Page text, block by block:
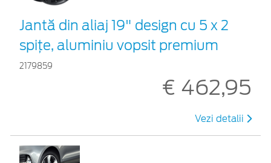
Jantă din aliaj 19" design cu 5 x 2
spițe, aluminiu vopsit premium
2179859
€ 462,95
Vezi detalii